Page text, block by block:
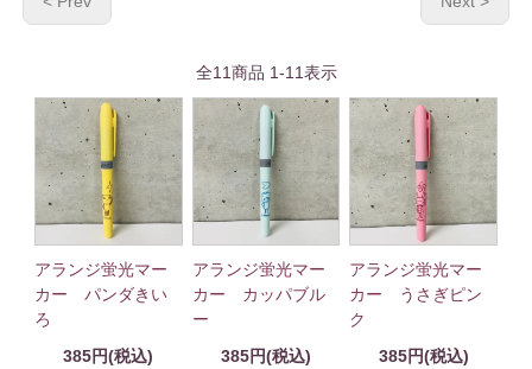
全11商品 1-11表示
アランジ蛍光マー
カー パンダきい
ろ
385円(税込)
アランジ蛍光マー
カー カッパブル
ー
385円(税込)
アランジ蛍光マー
カー うさぎピン
ク
385円(税込)